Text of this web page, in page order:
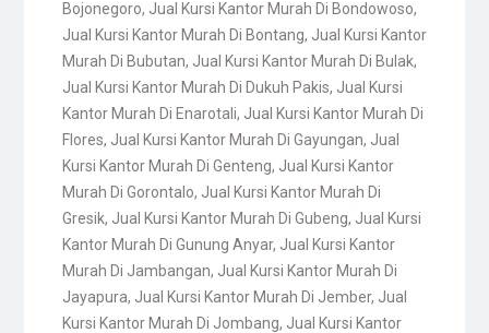
Bojonegoro, Jual Kursi Kantor Murah Di Bondowoso,
Jual Kursi Kantor Murah Di Bontang, Jual Kursi Kantor
Murah Di Bubutan, Jual Kursi Kantor Murah Di Bulak,
Jual Kursi Kantor Murah Di Dukuh Pakis, Jual Kursi
Kantor Murah Di Enarotali, Jual Kursi Kantor Murah Di
Flores, Jual Kursi Kantor Murah Di Gayungan, Jual
Kursi Kantor Murah Di Genteng, Jual Kursi Kantor
Murah Di Gorontalo, Jual Kursi Kantor Murah Di
Gresik, Jual Kursi Kantor Murah Di Gubeng, Jual Kursi
Kantor Murah Di Gunung Anyar, Jual Kursi Kantor
Murah Di Jambangan, Jual Kursi Kantor Murah Di
Jayapura, Jual Kursi Kantor Murah Di Jember, Jual
Kursi Kantor Murah Di Jombang, Jual Kursi Kantor